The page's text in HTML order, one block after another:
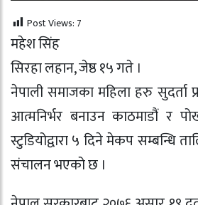
Post Views: 7
महेश सिंह
सिरहा लहान, जेष्ठ १५ गते ।
नेपाली समाजका महिला हरु सुदर्ता
आत्मनिर्भर बनाउन काठमाडौं र
स्टुडियोद्वारा ५ दिने मेकप सम्बन्धि
संचालन भएको छ ।